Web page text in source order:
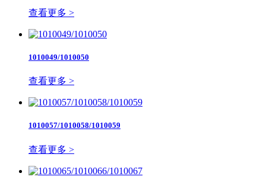
查看更多 >
1010049/1010050
查看更多 >
1010057/1010058/1010059
查看更多 >